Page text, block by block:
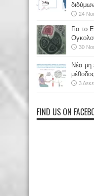
διδύμων
24
Για το
30
Νέα μη
3
FIND US ON